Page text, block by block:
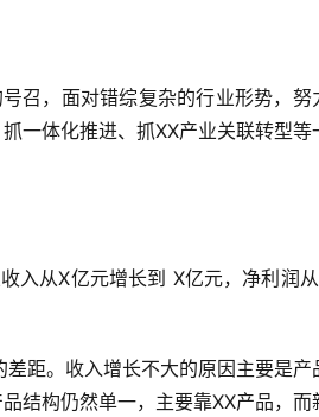
一体化推进、抓XX产业关联转型等
结构仍然单一，主要靠XX产品，而